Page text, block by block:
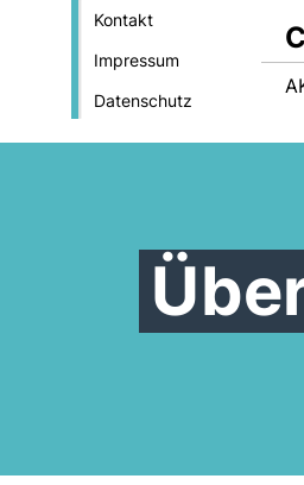
Kontakt
Impressum
Datenschutz